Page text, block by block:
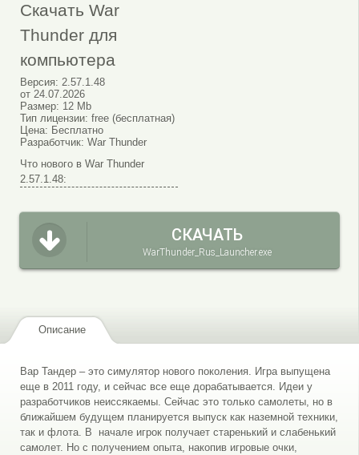
Скачать War
Thunder для
компьютера
Версия: 2.57.1.48
от 24.07.2026
Размер: 12 Mb
Тип лицензии: free (бесплатная)
Цена: Бесплатно
Разработчик: War Thunder
Что нового в War Thunder
2.57.1.48:
СКАЧАТЬ
WarThunder_Rus_Launcher.exe
Описание
Вар Тандер – это симулятор нового поколения. Игра выпущена
еще в 2011 году, и сейчас все еще дорабатывается. Идеи у
разработчиков неиссякаемы. Сейчас это только самолеты, но в
ближайшем будущем планируется выпуск как наземной техники,
так и флота. В начале игрок получает старенький и слабенький
самолет. Но с получением опыта, накопив игровые очки,